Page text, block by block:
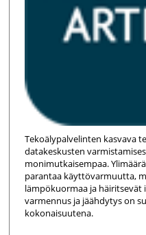
Tekoälypalvelinten kasvava
datakeskusten
monimutkaisempaa.
parantaa käyttövarmuutta,
lämpökuormaa ja
varmennus ja jäähdytys on
kokonaisuutena.